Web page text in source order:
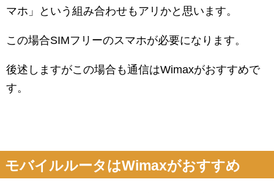
マホ」という組み合わせもアリかと思います。
この場合SIMフリーのスマホが必要になります。
後述しますがこの場合も通信はWimaxがおすすめで
す。
モバイルルータはWimaxがおすすめ